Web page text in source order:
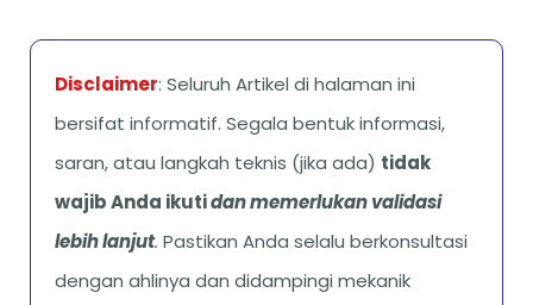
Disclaimer: Seluruh Artikel di halaman ini
bersifat informatif. Segala bentuk informasi,
saran, atau langkah teknis (jika ada) tidak
wajib Anda ikutidan memerlukan validasi
lebih lanjut. Pastikan Anda selalu berkonsultasi
dengan ahlinya dan didampingi mekanik